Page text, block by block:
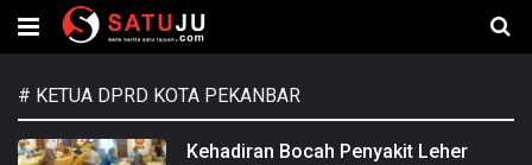
# KETUA DPRD KOTA PEKANBAR
Kehadiran Bocah Penyakit Leher